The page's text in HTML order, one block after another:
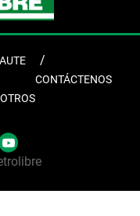
CONTÁCTENOS